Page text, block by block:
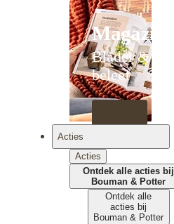
Magazines
Blader &
beleef
Acties
Acties
Ontdek alle acties bij
Bouman & Potter
Ontdek alle
acties bij
Bouman & Potter